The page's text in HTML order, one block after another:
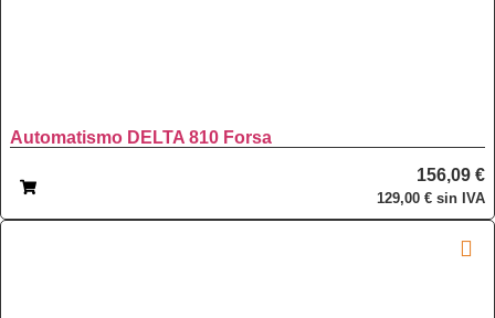
Automatismo DELTA 810 Forsa
156,09 €
129,00 € sin IVA